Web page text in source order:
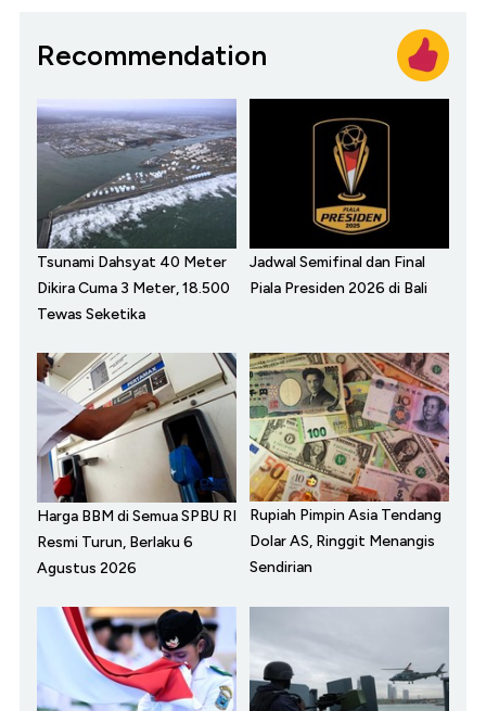
Recommendation
Tsunami Dahsyat 40 Meter
Dikira Cuma 3 Meter, 18.500
Tewas Seketika
Jadwal Semifinal dan Final
Piala Presiden 2026 di Bali
Harga BBM di Semua SPBU RI
Resmi Turun, Berlaku 6
Agustus 2026
Rupiah Pimpin Asia Tendang
Dolar AS, Ringgit Menangis
Sendirian